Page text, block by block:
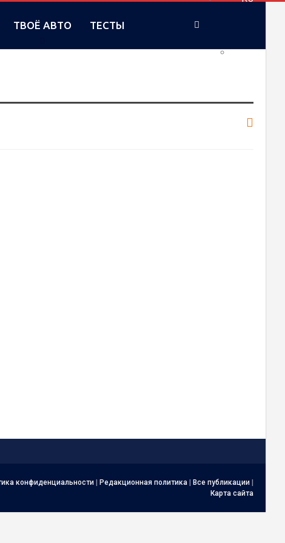
UA
ТВОЁ АВТО ТЕСТЫ
конфиденциальности Редакционная политика Все публикации
Карта сайта